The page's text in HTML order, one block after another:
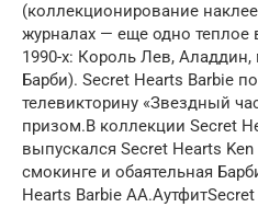
(коллекционирование
журналах — еще одно теплое
1990-х: Король Лев,
Барби). Secret Hearts Barbie
телевикторину «Звездный
призом.В коллекции Secret
выпускался Secret Hearts
смокинге и обаятельная
Hearts Barbie